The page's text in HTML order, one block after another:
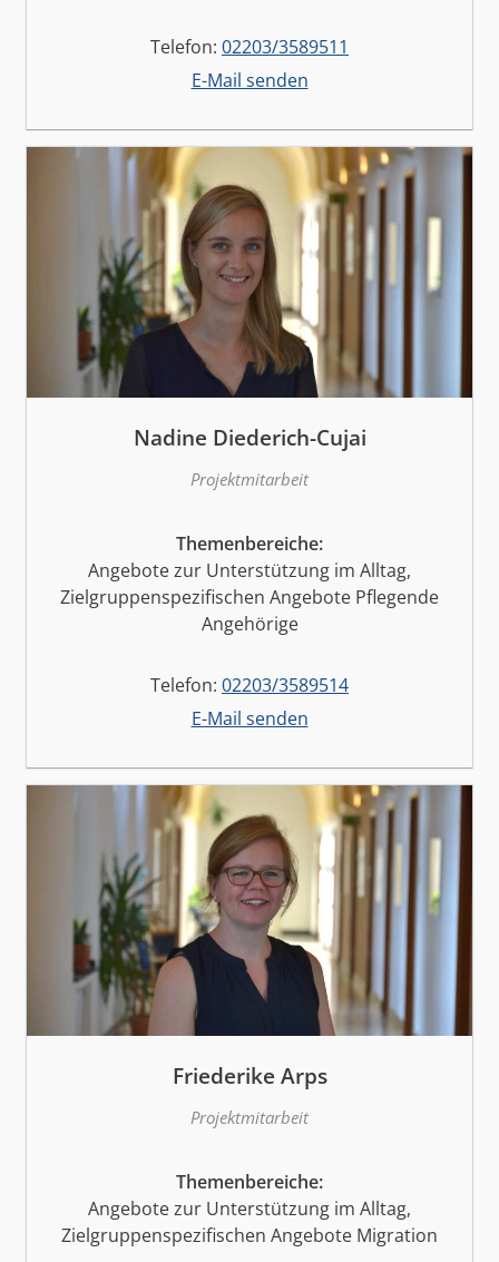
Telefon: 02203/3589511
E-Mail senden
Nadine Diederich-Cujai
Projektmitarbeit
Themenbereiche:
Angebote zur Unterstützung im Alltag,
Zielgruppenspezifischen Angebote Pflegende
Angehörige
Telefon: 02203/3589514
E-Mail senden
Friederike Arps
Projektmitarbeit
Themenbereiche:
Angebote zur Unterstützung im Alltag,
Zielgruppenspezifischen Angebote Migration